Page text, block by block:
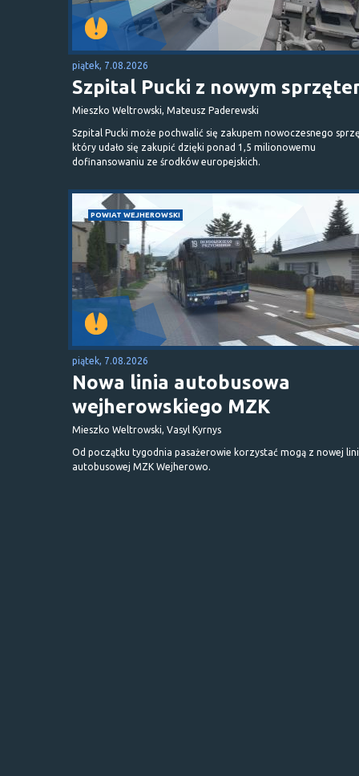
piątek, 7.08.2026
Szpital Pucki z nowym
Mieszko Weltrowski, Mateusz Paderewski
Szpital Pucki może pochwalić się zakupem nowoczesnego
który udało się zakupić dzięki ponad 1,5 milionowemu
dofinansowaniu ze środków europejskich.
POWIAT WEJHEROWSKI
piątek, 7.08.2026
Nowa linia autobusowa
wejherowskiego MZK
Mieszko Weltrowski, Vasyl Kyrnys
Od początku tygodnia pasażerowie korzystać mogą z nowej
autobusowej MZK Wejherowo.